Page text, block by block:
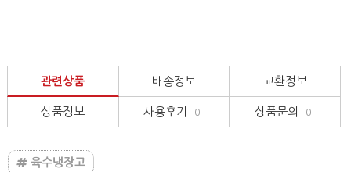
관련상품 배송정보 교환정보
상품정보 사용후기 0 상품문의 0
육수냉장고